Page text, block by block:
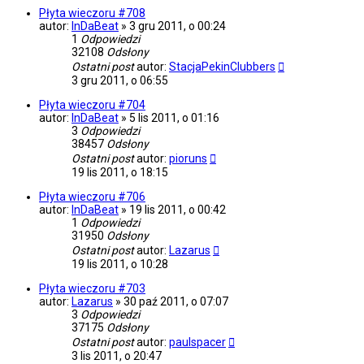
Płyta wieczoru #708
autor: InDaBeat » 3 gru 2011, o 00:24
1 Odpowiedzi
32108 Odsłony
Ostatni postautor: StacjaPekinClubbers
3 gru 2011, o 06:55
Płyta wieczoru #704
autor: InDaBeat » 5 lis 2011, o 01:16
3 Odpowiedzi
38457 Odsłony
Ostatni postautor: pioruns
19 lis 2011, o 18:15
Płyta wieczoru #706
autor: InDaBeat » 19 lis 2011, o 00:42
1 Odpowiedzi
31950 Odsłony
Ostatni postautor: Lazarus
19 lis 2011, o 10:28
Płyta wieczoru #703
autor: Lazarus » 30 paź 2011, o 07:07
3 Odpowiedzi
37175 Odsłony
Ostatni postautor: paulspacer
3 lis 2011, o 20:47